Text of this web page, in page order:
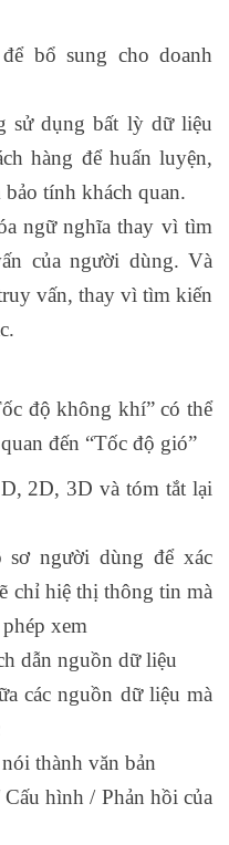
bổ sung cho doanh
sử dụng bất lỳ dữ liệu
hàng để huấn luyện,
tính khách quan.
ngữ nghĩa thay vì tìm
của người dùng. Và
vấn, thay vì tìm kiến
độ không khí” có thể
đến “Tốc độ gió”
2D, 3D và tóm tắt lại
sơ người dùng để xác
chỉ hiệ thị thông tin mà
xem
dẫn nguồn dữ liệu
các nguồn dữ liệu mà
thành văn bản
hình / Phản hồi của